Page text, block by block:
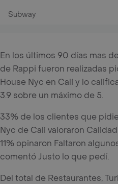
Subway
En los últimos 90 días mas
de Rappi fueron realizadas
House Nyc en Cali y lo
3.9 sobre un máximo de 5.
33% de los clientes que
Nyc de Cali valoraron
11% opinaron Faltaron
comentó Justo lo que pedí.
Del total de Restaurantes,